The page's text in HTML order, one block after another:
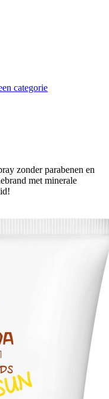
categorie
zonder parabenen en
met minerale